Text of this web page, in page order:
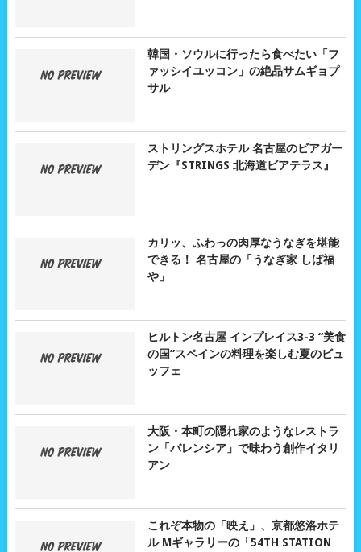
韓国・ソウルに行ったら食べたい「フ
ァッシイユッコン」の絶品サムギョプ
サル
ストリングスホテル 名古屋のビアガー
デン『STRINGS 北海道ビアテラス』
カリッ、ふわっの肉厚なうなぎを堪能
できる！ 名古屋の「うなぎ家 しば福
や」
ヒルトン名古屋 インプレイス3-3 “美食
の国”スペインの料理を楽しむ夏のビュ
ッフェ
大阪・本町の隠れ家のようなレストラ
ン「バレンシア」で味わう創作イタリ
アン
これぞ本物の「映え」、京都悠洛ホテ
ル Mギャラリーの「54TH STATION